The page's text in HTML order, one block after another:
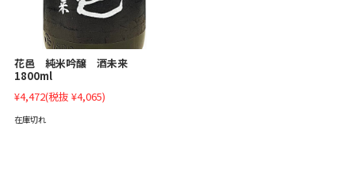
花邑 純米吟醸 酒未来
1800ml
¥4,472(税抜 ¥4,065)
在庫切れ